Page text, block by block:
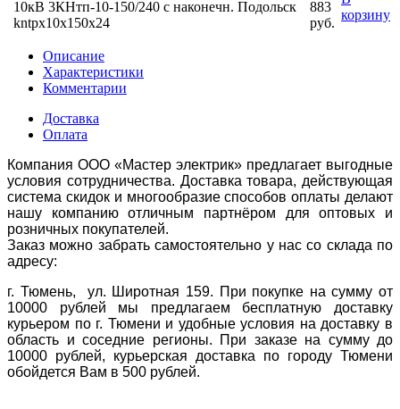
10кВ 3КНтп-10-150/240 с наконечн. Подольск
kntpx10x150x24
883
руб.
корзину
Описание
Характеристики
Комментарии
Доставка
Оплата
Компания ООО «Мастер электрик» предлагает выгодные
условия сотрудничества. Доставка товара, действующая
система скидок и многообразие способов оплаты делают
нашу компанию отличным партнёром для оптовых и
розничных покупателей.
Заказ можно забрать самостоятельно у нас со склада по
адресу:
г. Тюмень, ул. Широтная 159. При покупке на сумму от
10000 рублей мы предлагаем бесплатную доставку
курьером по г. Тюмени и удобные условия на доставку в
область и соседние регионы. При заказе на сумму до
10000 рублей, курьерская доставка по городу Тюмени
обойдется Вам в 500 рублей.